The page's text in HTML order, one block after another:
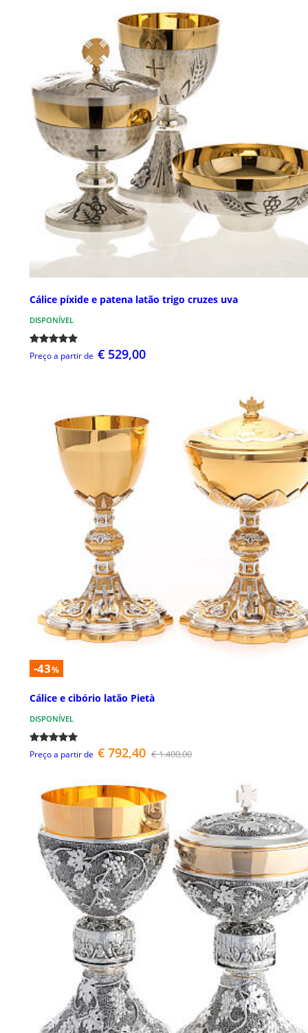
Cálice píxide e patena latão trigo cruzes uva
DISPONÍVEL
Preço a partir de € 529,00
-43%
Cálice e cibório latão Pietà
DISPONÍVEL
Preço a partir de € 792,40 € 1.400,00